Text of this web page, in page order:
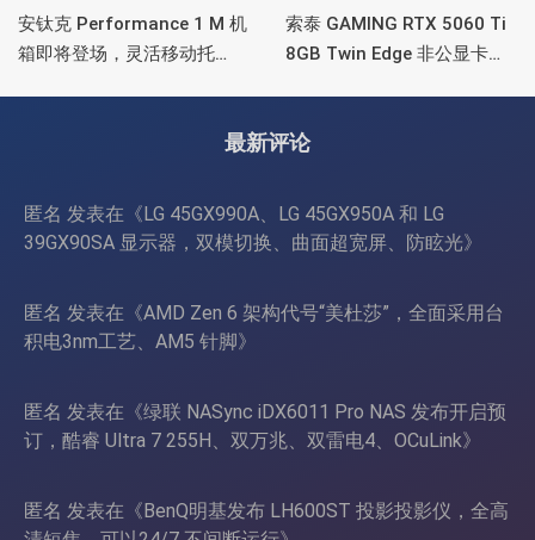
安钛克 Performance 1 M 机
箱即将登场，灵活移动托
索泰 GAMING RTX 5060 Ti
8GB Twin Edge 非公显卡，
最新评论
匿名 发表在《 LG 45GX990A、LG 45GX950A 和 LG
39GX90SA 显示器，双模切换、曲面超宽屏、防眩光》
匿名 发表在《AMD Zen 6 架构代号“美杜莎”，全面采用台
积电3nm工艺、AM5 针脚》
匿名 发表在《绿联 NASync iDX6011 Pro NAS 发布开启预
订，酷睿 Ultra 7 255H、双万兆、双雷电4、OCuLink》
匿名 发表在《 BenQ明基发布 LH600ST 投影投影仪，全高